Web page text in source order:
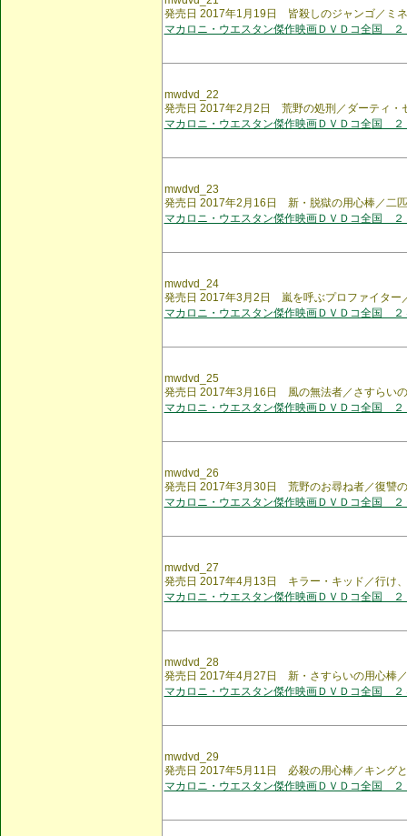
発売日 2017年1月19日 皆殺しのジャンゴ／ミ
マカロニ・ウエスタン傑作映画ＤＶＤコ全国 ２
mwdvd_22
発売日 2017年2月2日 荒野の処刑／ダーティ・
マカロニ・ウエスタン傑作映画ＤＶＤコ全国 ２
mwdvd_23
発売日 2017年2月16日 新・脱獄の用心棒／二
マカロニ・ウエスタン傑作映画ＤＶＤコ全国 ２
mwdvd_24
発売日 2017年3月2日 嵐を呼ぶプロファイター
マカロニ・ウエスタン傑作映画ＤＶＤコ全国 ２
mwdvd_25
発売日 2017年3月16日 風の無法者／さすらい
マカロニ・ウエスタン傑作映画ＤＶＤコ全国 ２
mwdvd_26
発売日 2017年3月30日 荒野のお尋ね者／復讐
マカロニ・ウエスタン傑作映画ＤＶＤコ全国 ２
mwdvd_27
発売日 2017年4月13日 キラー・キッド／行け
マカロニ・ウエスタン傑作映画ＤＶＤコ全国 ２
mwdvd_28
発売日 2017年4月27日 新・さすらいの用心棒
マカロニ・ウエスタン傑作映画ＤＶＤコ全国 ２
mwdvd_29
発売日 2017年5月11日 必殺の用心棒／キング
マカロニ・ウエスタン傑作映画ＤＶＤコ全国 ２